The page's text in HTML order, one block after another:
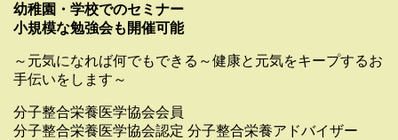
幼稚園・学校でのセミナー
小規模な勉強会も開催可能
～元気になれば何でもできる～健康と元気をキープするお
手伝いをします～
分子整合栄養医学協会会員
分子整合栄養医学協会認定 分子整合栄養アドバイザー